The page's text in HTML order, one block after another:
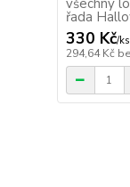
všechny
řada
330 Kč/ks
294,64 Kč